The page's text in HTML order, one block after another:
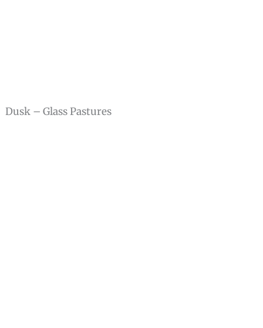
Dusk – Glass Pastures